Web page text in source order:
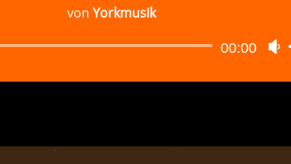
vonYorkmusik
Audio-
00:00